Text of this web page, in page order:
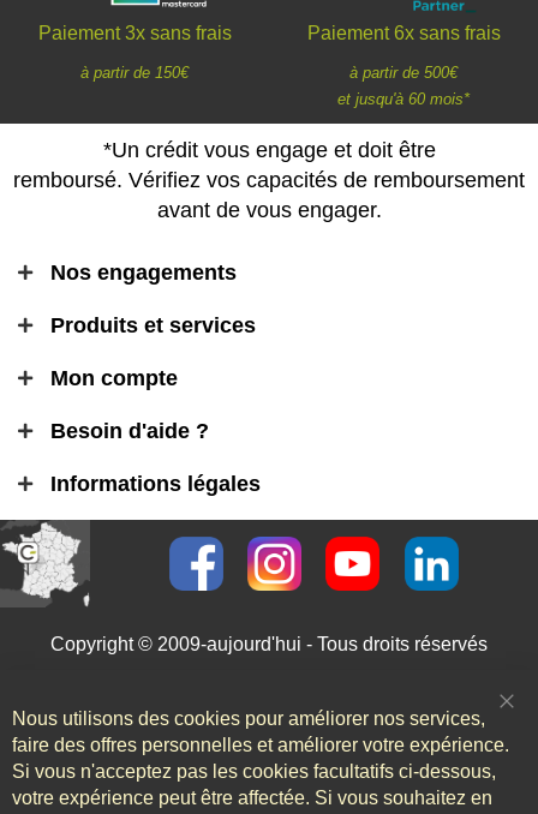
Paiement 3x sans frais
à partir de 150€
Paiement 6x sans frais
à partir de 500€
et jusqu'à 60 mois*
*Un crédit vous engage et doit être
remboursé. Vérifiez vos capacités de remboursement
avant de vous engager.
Nos engagements
Produits et services
Mon compte
Besoin d'aide ?
Informations légales
Copyright © 2009-aujourd'hui - Tous droits réservés
Nous utilisons des cookies pour améliorer nos services,
faire des offres personnelles et améliorer votre expérience.
Si vous n'acceptez pas les cookies facultatifs ci-dessous,
votre expérience peut être affectée. Si vous souhaitez en